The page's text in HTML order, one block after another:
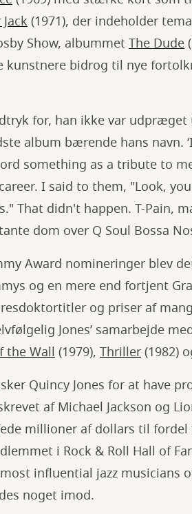
(1971), der indeholder
Show, albummet The Dude
kunstnere bidrog til nye
for, han ikke var
album bærende hans navn.
something as a tribute to
I said to them, "Look,
That didn't happen. T-Pain,
dom over Q Soul Bossa
Award nomineringer blev
og en mere end fortjent
og priser af
Jones’ samarbejde
the Wall (1979), Thriller(1982)
Quincy Jones for at have
af Michael Jackson og
millioner af dollars til
i Rock & Roll Hall of
influential jazz musicians
noget imod.